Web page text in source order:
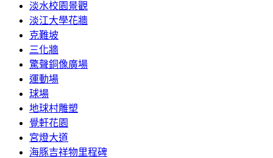
淡水校園景觀
淡江大學花牆
克難坡
三化牆
驚聲銅像廣場
運動場
球場
地球村雕塑
覺軒花園
宮燈大道
海豚吉祥物里程碑